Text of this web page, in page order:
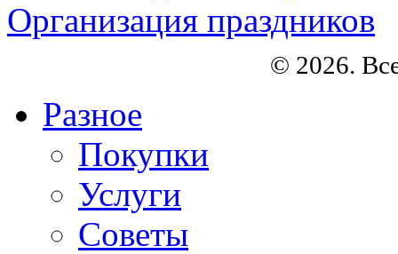
Организация праздников
© 2026.
Разное
Покупки
Услуги
Советы